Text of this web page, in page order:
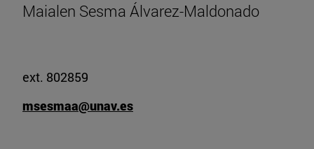
Maialen Sesma Álvarez-Maldonado
ext. 802859
msesmaa@unav.es